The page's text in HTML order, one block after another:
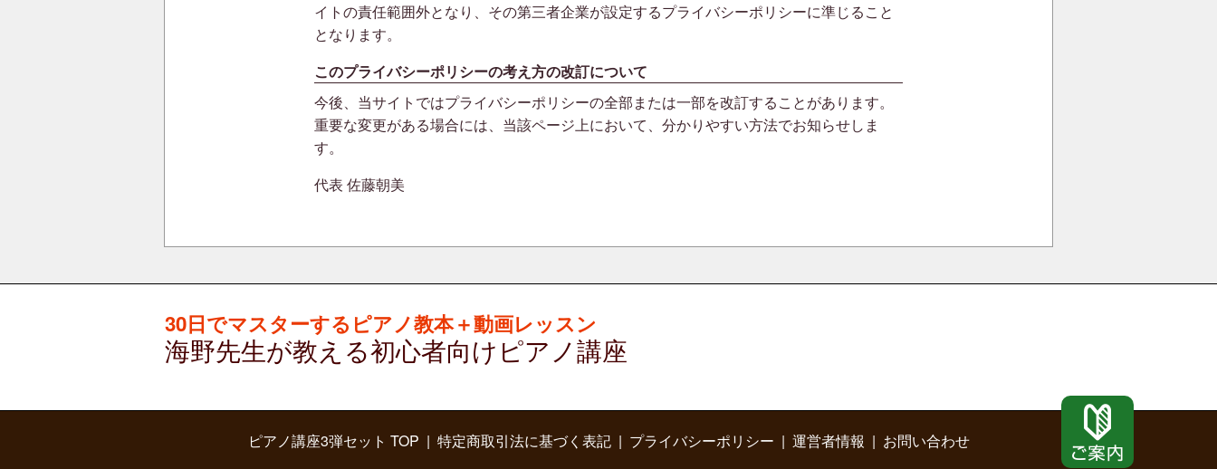
イトの責任範囲外となり、その第三者企業が設定するプライバシーポリシーに準じること
となります。
このプライバシーポリシーの考え方の改訂について
今後、当サイトではプライバシーポリシーの全部または一部を改訂することがあります。
重要な変更がある場合には、当該ページ上において、分かりやすい方法でお知らせしま
す。
代表 佐藤朝美
30日でマスターするピアノ教本＋動画レッスン
海野先生が教える初心者向けピアノ講座
ピアノ講座3弾セット TOP 特定商取引法に基づく表記 プライバシーポリシー 運営者情報 お問い合わせ